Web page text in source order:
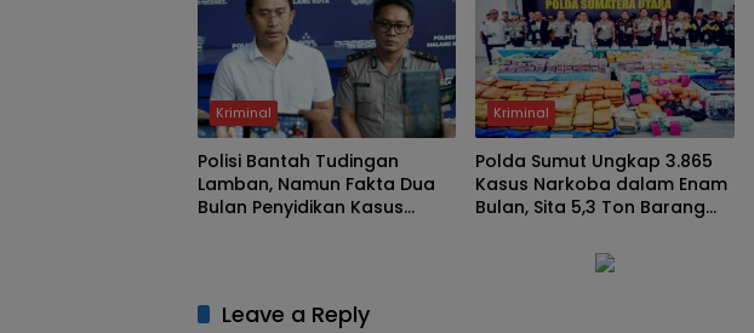
Kriminal
Polisi Bantah Tudingan
Lamban, Namun Fakta Dua
Bulan Penyidikan Kasus
Kriminal
Polda Sumut Ungkap 3.865
Kasus Narkoba dalam Enam
Bulan, Sita 5,3 Ton Barang
Leave a Reply